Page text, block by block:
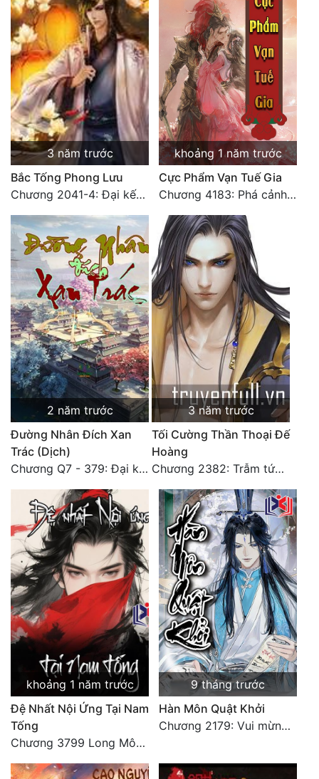
Quân Sự
Sảng Văn
Sắc
Sủng
Thanh Xuân
Tiên Hiệp
Tiểu Thuyết
Trinh Thám
Triều Đấu
Trùng Sinh
Trọng Sinh
Tu Chân
Tu Tiên
Tội Phạm
Vô Địch
Võ Hiệp
Võng Du
Xuyên Không
Xuyên Nhanh
Xuyên Sách
Xuyên Thư
Điền Văn
Đô Thị
Đông Phương
Đông Phương Huyền Huyễn
Đồng Nhân
3 năm trước
Bắc Tống Phong Lưu
Chương 2041-4: Đại kết cục: Hạnh phúc (4)
khoảng 1 năm trước
Cực Phẩm Vạn Tuế Gia
Chương 4183: Phá cảnh Chí Đạo cảnh hậu kỳ
2 năm trước
Đường Nhân Đích Xan
Trác (Dịch)
Chương Q7 - 379: Đại kết cục: Về nhà là phải vui vẻ. (2)
3 năm trước
Tối Cường Thần Thoại Đế
Hoàng
Chương 2382: Trẫm tức hết thảy (*Đại Kết Cục) (2)
khoảng 1 năm trước
Đệ Nhất Nội Ứng Tại Nam
Tống
Chương 3799 Long Môn Thập Lục, Cô Đỉnh Ánh Sáng Mặt Trời
9 tháng trước
Hàn Môn Quật Khởi
Chương 2179: Vui mừng khôn xiết